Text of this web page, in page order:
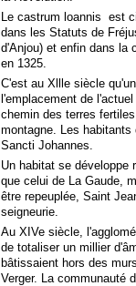
Le castrum loannis est
dans les Statuts de
d'Anjou) et enfin dans la
en 1325.
C'est au Xllle siècle
l'emplacement de
chemin des terres
montagne. Les
Sancti Johannes.
Un habitat se développe
que celui de La Gaude,
être repeuplée, Saint
seigneurie.
Au XIVe siècle,
de totaliser un millier
bâtissaient hors des
Verger. La communauté